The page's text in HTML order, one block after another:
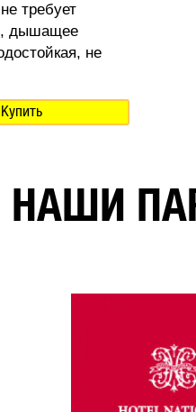
требует
дышащее
не
Купить
НАШИ